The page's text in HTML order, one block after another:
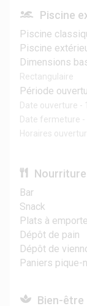
Piscine
Piscine
Piscine
Dimensions
Rectangulaire
Période
Date ouverture -
Date fermeture -
Horaires
Bar
Snack
Plats à
Dépôt de pain
Dépôt de
Paniers pique-
Bien-être